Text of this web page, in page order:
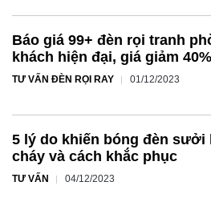
Báo giá 99+ đèn rọi tranh
khách hiện đại, giá giảm 40%
TƯ VẤN ĐÈN RỌI RAY 01/12/2023
5 lý do khiến bóng đèn sưởi
cháy và cách khắc phục
TƯ VẤN 04/12/2023